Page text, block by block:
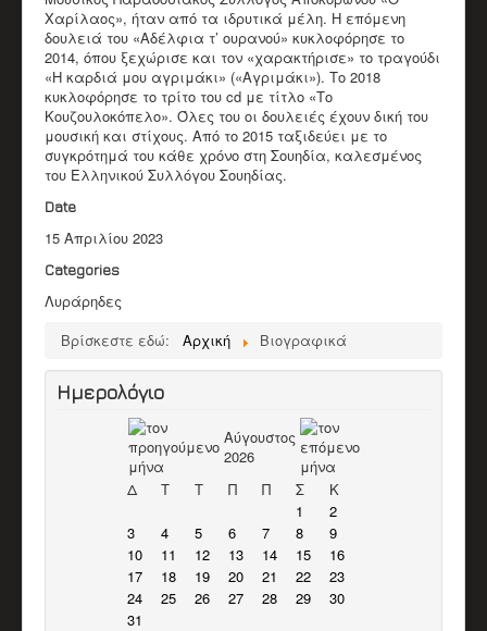
Χαρίλαος», ήταν από τα ιδρυτικά μέλη. Η επόμενη
δουλειά του «Αδέλφια τ’ ουρανού» κυκλοφόρησε το
2014, όπου ξεχώρισε και τον «χαρακτήρισε» το τραγούδι
«Η καρδιά μου αγριμάκι» («Αγριμάκι»). Το 2018
κυκλοφόρησε το τρίτο του cd με τίτλο «Το
Κουζουλοκόπελο». Όλες του οι δουλειές έχουν δική του
μουσική και στίχους. Από το 2015 ταξιδεύει με το
συγκρότημά του κάθε χρόνο στη Σουηδία, καλεσμένος
του Ελληνικού Συλλόγου Σουηδίας.
Date
15 Απριλίου 2023
Categories
Λυράρηδες
Βρίσκεστε εδώ:
Αρχική Βιογραφικά
Ημερολόγιο
Αύγουστος
2026
Δ
Τ Τ Π Π Σ
Κ
1
2
3
4 5 6 7 8
9
10
11 12 13 14 15
16
17
18 19 20 21 22
23
24
25 26 27 28 29
30
31